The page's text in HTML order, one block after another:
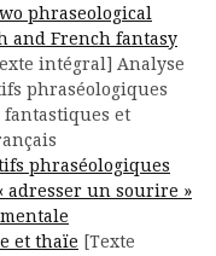
phraseological
and French fantasy
intégral] Analyse
phraséologiques
et
phraséologiques
adresser un sourire »
et thaïe [Texte